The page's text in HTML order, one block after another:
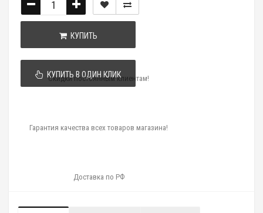
КУПИТЬ
КУПИТЬ В ОДИН КЛИК
Скидки постоянным клиентам!
Гарантия качества всех товаров магазина!
Доставка по РФ